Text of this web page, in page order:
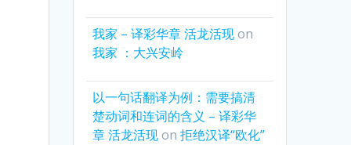
我家 – 译彩华章 活龙活现on
我家 ：大兴安岭
以一句话翻译为例：需要搞清
楚动词和连词的含义 – 译彩华
章 活龙活现on拒绝汉译“欧化”